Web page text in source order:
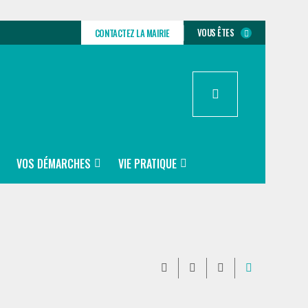
CONTACTEZ LA MAIRIE VOUS ÊTES
VOS DÉMARCHES VIE PRATIQUE